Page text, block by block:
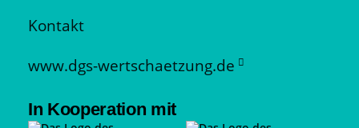
Kontakt
www.dgs-wertschaetzung.de
In Kooperation mit